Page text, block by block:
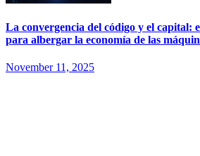
La convergencia del código y el capital:
para albergar la economía de las
November 11, 2025